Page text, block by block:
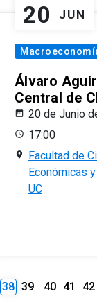
20 JUN
Álvaro
Central de
20 de Junio
17:00
Facultad de
Económicas
UC
38 39 40 41 42